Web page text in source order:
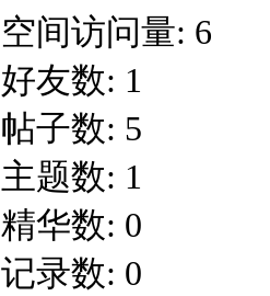
空间访问量: 6
好友数: 1
帖子数: 5
主题数: 1
精华数: 0
记录数: 0